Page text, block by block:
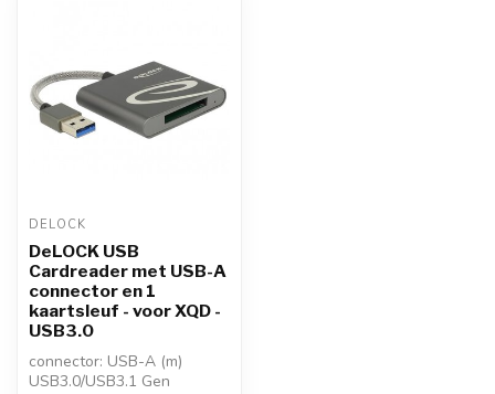
DELOCK
DeLOCK USB
Cardreader met USB-A
connector en 1
kaartsleuf - voor XQD -
USB3.0
connector: USB-A (m)
USB3.0/USB3.1 Gen